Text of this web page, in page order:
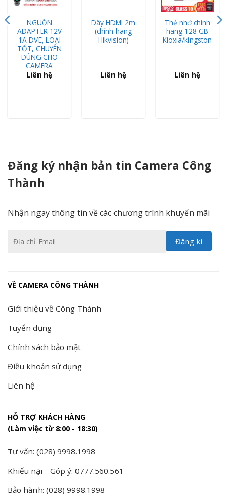
NGUỒN
ADAPTER 12V
1A DVE, LOẠI
TỐT, CHUYÊN
DÙNG CHO
CAMERA
Liên hệ
Dây HDMI 2m
(chính hãng
Hikvision)
Liên hệ
Thẻ nhớ chính
hãng 128 GB
Kioxia/kingston
Liên hệ
Đăng ký nhận bản tin Camera Công
Thành
Nhận ngay thông tin về các chương trình khuyến mãi
VỀ CAMERA CÔNG THÀNH
Giới thiệu về Công Thành
Tuyển dụng
Chính sách bảo mật
Điều khoản sử dụng
Liên hệ
HỖ TRỢ KHÁCH HÀNG
(Làm việc từ 8:00 - 18:30)
Tư vấn: (028) 9998.1998
Khiếu nại – Góp ý: 0777.560.561
Bảo hành: (028) 9998.1998